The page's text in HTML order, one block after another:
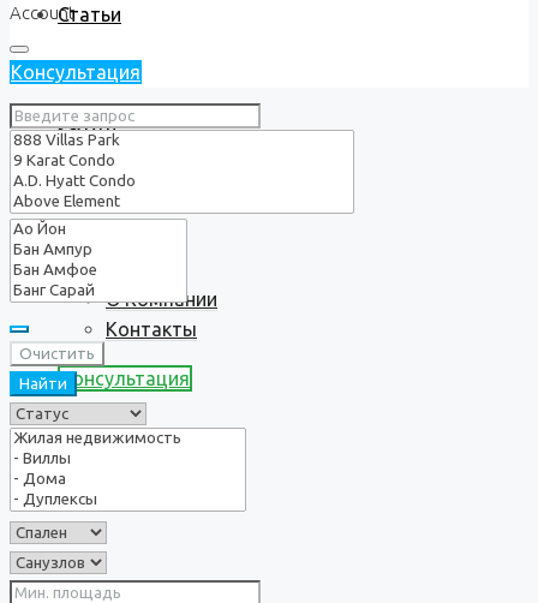
Статьи
Услуги
О нас
О Компании
Контакты
Консультация
Account
Консультация
Очистить
Найти